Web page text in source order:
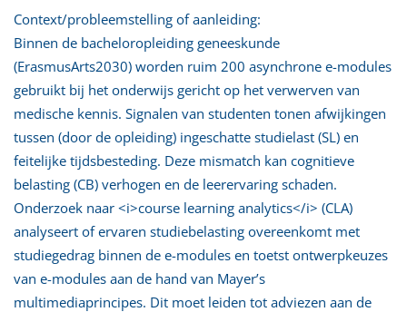
Context/probleemstelling of aanleiding:
Binnen de bacheloropleiding geneeskunde
(ErasmusArts2030) worden ruim 200 asynchrone e-modules
gebruikt bij het onderwijs gericht op het verwerven van
medische kennis. Signalen van studenten tonen afwijkingen
tussen (door de opleiding) ingeschatte studielast (SL) en
feitelijke tijdsbesteding. Deze mismatch kan cognitieve
belasting (CB) verhogen en de leerervaring schaden.
Onderzoek naar <i>course learning analytics</i> (CLA)
analyseert of ervaren studiebelasting overeenkomt met
studiegedrag binnen de e-modules en toetst ontwerpkeuzes
van e-modules aan de hand van Mayer’s
multimediaprincipes. Dit moet leiden tot adviezen aan de